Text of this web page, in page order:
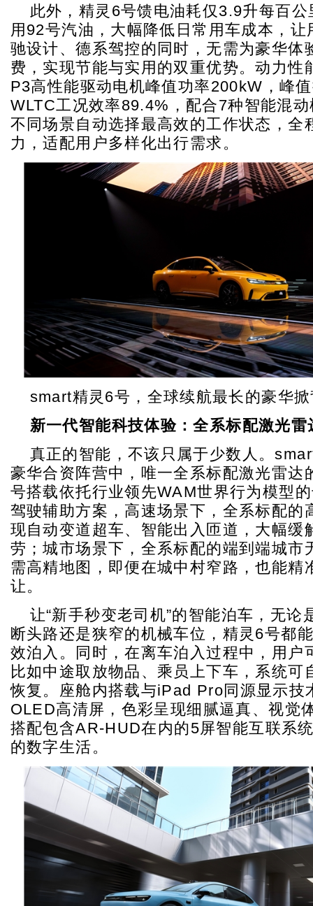
此外，精灵6号馈电油耗仅3.9升每百
用92号汽油，大幅降低日常用车成本，让
驰设计、德系驾控的同时，无需为豪华体
费，实现节能与实用的双重优势。动力性
P3高性能驱动电机峰值功率200kW，峰
WLTC工况效率89.4%，配合7种智能混
不同场景自动选择最高效的工作状态，全
力，适配用户多样化出行需求。
smart精灵6号，全球续航最长的豪华
新一代智能科技体验：全系标配激光雷
真正的智能，不该只属于少数人。
豪华合资阵营中，唯一全系标配激光雷达
号搭载依托行业领先WAM世界行为模型
驾驶辅助方案，高速场景下，全系标配的
现自动变道超车、智能出入匝道，大幅缓
劳；城市场景下，全系标配的端到端城市
需高精地图，即便在城中村窄路，也能精
让。
让“新手秒变老司机”的智能泊车，无论
断头路还是狭窄的机械车位，精灵6号都
效泊入。同时，在离车泊入过程中，用户
比如中途取放物品、乘员上下车，系统可
恢复。座舱内搭载与iPad Pro同源显示技
OLED高清屏，色彩呈现细腻逼真、视觉
搭配包含AR-HUD在内的5屏智能互联系
的数字生活。